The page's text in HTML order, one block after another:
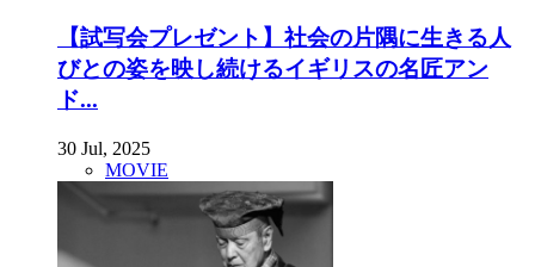
【試写会プレゼント】社会の片隅に生きる人
びとの姿を映し続けるイギリスの名匠アン
ド...
30 Jul, 2025
MOVIE